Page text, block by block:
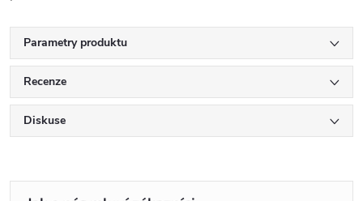
Parametry produktu
Recenze
Diskuse